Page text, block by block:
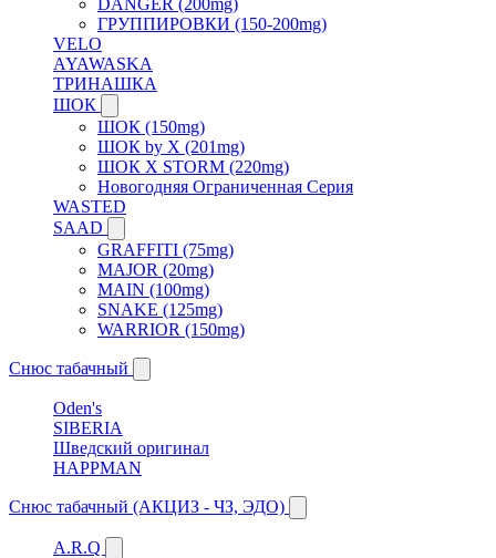
ГРУППИРОВКИ (150-200mg)
VELO
AYAWASKA
ТРИНАШКА
ШОК
ШОК (150mg)
ШОК by X (201mg)
ШОК X STORM (220mg)
Новогодняя Ограниченная Серия
WASTED
SAAD
GRAFFITI (75mg)
MAJOR (20mg)
MAIN (100mg)
SNAKE (125mg)
WARRIOR (150mg)
Снюс табачный
Oden's
SIBERIA
Шведский оригинал
HAPPMAN
Снюс табачный (АКЦИЗ - ЧЗ, ЭДО)
A.R.Q